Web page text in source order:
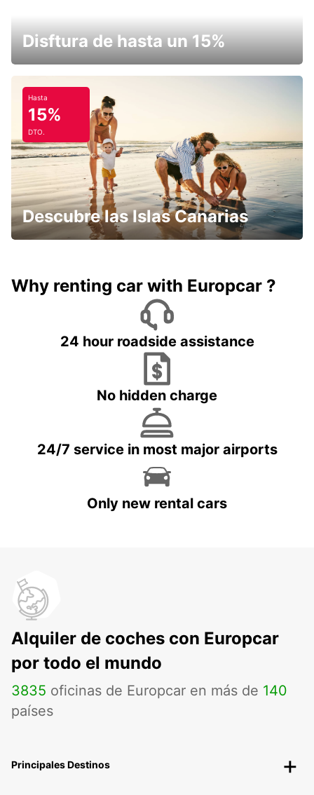
Disftura de hasta un 15%
Hasta
15%
DTO.
Descubre las Islas Canarias
Why renting car with Europcar ?
24 hour roadside assistance
No hidden charge
24/7 service in most major airports
Only new rental cars
Alquiler de coches con Europcar
por todo el mundo
3835 oficinas de Europcar en más de 140
países
Principales Destinos